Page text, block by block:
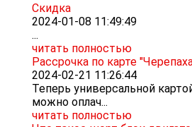
Скидка
2024-01-08 11:49:49
...
читать полностью
Рассрочка по карте
2024-02-21 11:26:44
Теперь универсальной
можно оплач...
читать полностью